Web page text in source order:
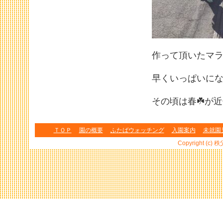
作って頂いたマ
早くいっぱいに
その頃は春☘️が
ＴＯＰ 園の概要 ふたばウォッチング 入園案内
未就園
Copyright (c) 秩